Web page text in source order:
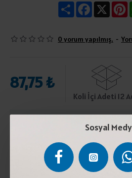
Sosyal
ShareFacebook
X
0 yorum yapılmış. -
87,75 ₺
Koli İçi Adeti 12
Pastörize inek sütü, peynir
tuz.0-4 °C de muhafaza ediniz.